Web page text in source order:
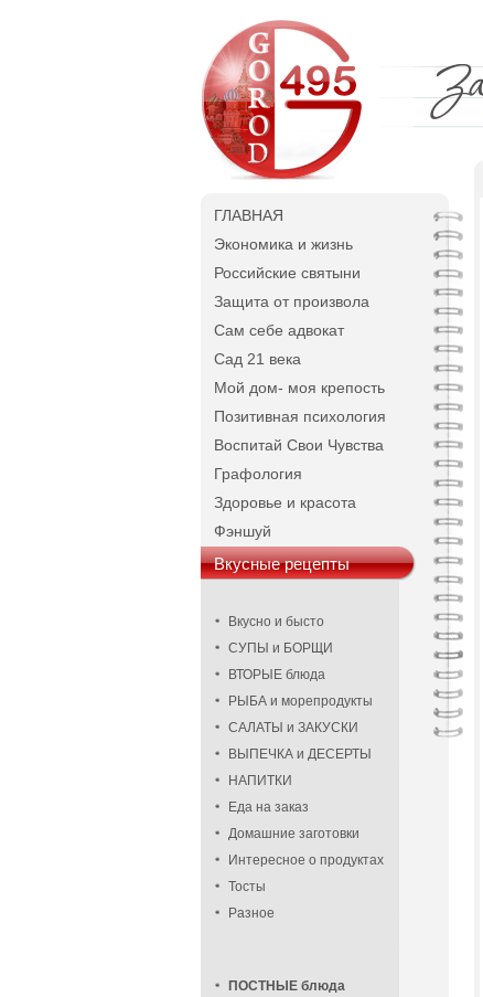
ГЛАВНАЯ
Экономика и жизнь
Российские святыни
Защита от произвола
Сам себе адвокат
Сад 21 века
Мой дом- моя крепость
Позитивная психология
Воспитай Свои Чувства
Графология
Здоровье и красота
Фэншуй
Вкусные рецепты
Вкусно и бысто
СУПЫ и БОРЩИ
ВТОРЫЕ блюда
РЫБА и морепродукты
САЛАТЫ и ЗАКУСКИ
ВЫПЕЧКА и ДЕСЕРТЫ
НАПИТКИ
Еда на заказ
Домашние заготовки
Интересное о продуктах
Тосты
Разное
ПОСТНЫЕ блюда